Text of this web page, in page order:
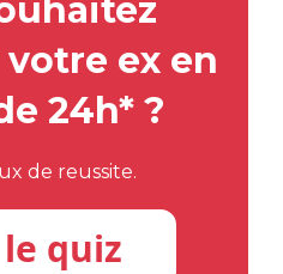
ex en
24h* ?
de reussite.
quiz